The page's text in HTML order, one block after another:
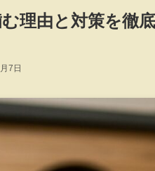
理由と対策を徹
7日